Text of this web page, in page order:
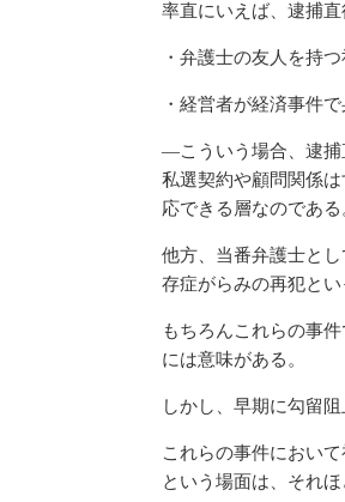
率直にいえば、逮捕
・弁護士の友人を持
・経営者が経済事件
―こういう場合、逮捕
私選契約や顧問関係
応できる層なのである
他方、当番弁護士と
存症がらみの再犯とい
もちろんこれらの事
には意味がある。
しかし、早期に勾留
これらの事件におい
という場面は、それほ